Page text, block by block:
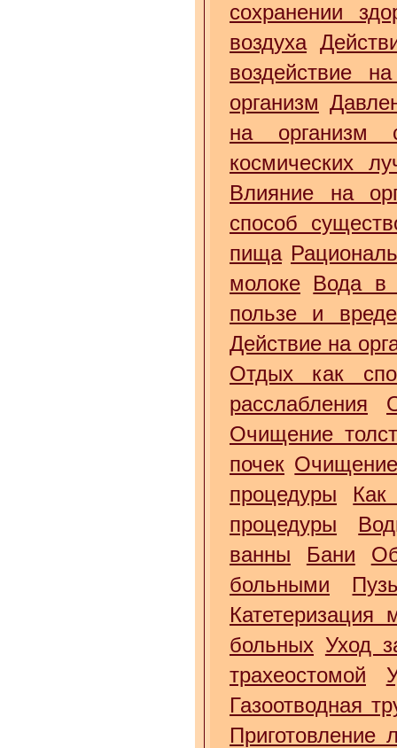
сохранении
воздуха
воздействие
организм
на организм
космических
Влияние на
способ
пища
молоке Вода в
пользе и
Действие на
Отдых как
расслабления
Очищение
почек
процедуры
процедуры
ванны
Бани
больными
Катетеризация
больных Уход
трахеостомой
Газоотводная
Приготовление